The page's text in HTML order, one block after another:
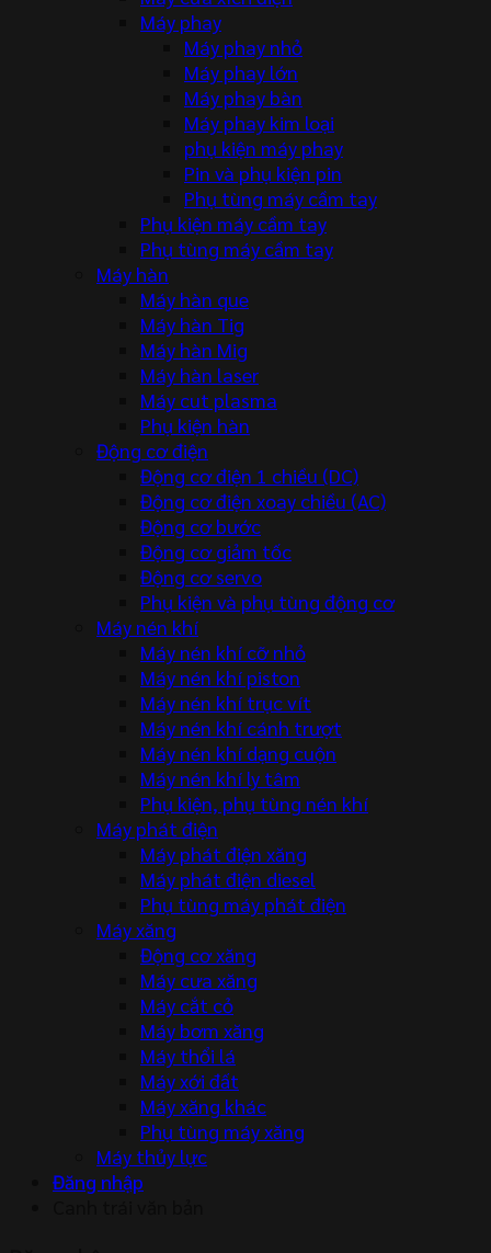
Máy phay
Máy phay nhỏ
Máy phay lớn
Máy phay bàn
Máy phay kim loại
phụ kiện máy phay
Pin và phụ kiện pin
Phụ tùng máy cầm tay
Phụ kiện máy cầm tay
Phụ tùng máy cầm tay
Máy hàn
Máy hàn que
Máy hàn Tig
Máy hàn Mig
Máy hàn laser
Máy cut plasma
Phụ kiện hàn
Động cơ điện
Động cơ điện 1 chiều (DC)
Động cơ điện xoay chiều (AC)
Động cơ bước
Động cơ giảm tốc
Động cơ servo
Phụ kiện và phụ tùng động cơ
Máy nén khí
Máy nén khí cỡ nhỏ
Máy nén khí piston
Máy nén khí trục vít
Máy nén khí cánh trượt
Máy nén khí dạng cuộn
Máy nén khí ly tâm
Phụ kiện, phụ tùng nén khí
Máy phát điện
Máy phát điện xăng
Máy phát điện diesel
Phụ tùng máy phát điện
Máy xăng
Động cơ xăng
Máy cưa xăng
Máy cắt cỏ
Máy bơm xăng
Máy thổi lá
Máy xới đất
Máy xăng khác
Phụ tùng máy xăng
Máy thủy lực
Đăng nhập